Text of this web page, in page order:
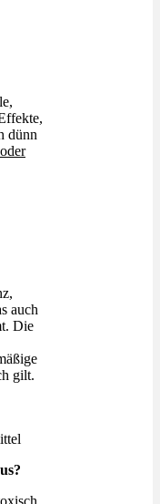
dünn
auch
Die
gilt.